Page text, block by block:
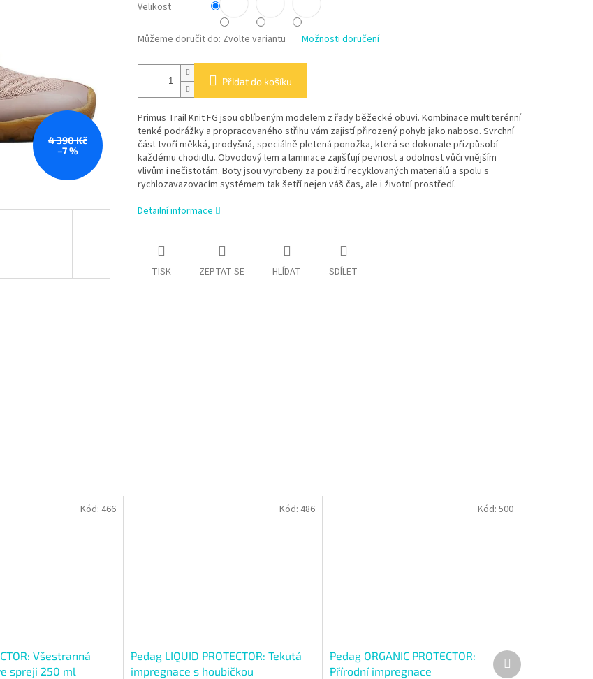
4 390 Kč
–7 %
Velikost
Můžeme doručit do: Zvolte variantu Možnosti doručení
Přidat do košíku
Primus Trail Knit FG jsou oblíbeným modelem z řady běžecké obuvi. Kombinace multiterénní
tenké podrážky a propracovaného střihu vám zajistí přirozený pohyb jako naboso. Svrchní
část tvoří měkká, prodyšná, speciálně pletená ponožka, která se dokonale přizpůsobí
každému chodidlu. Obvodový lem a laminace zajišťují pevnost a odolnost vůči vnějším
vlivům i nečistotám. Boty jsou vyrobeny za použití recyklovaných materiálů a spolu s
rychlozavazovacím systémem tak šetří nejen váš čas, ale i životní prostředí.
Detailní informace
TISK ZEPTAT SE HLÍDAT SDÍLET
Všestranná
spreji 250 ml
Kód: 466
Pedag LIQUID PROTECTOR: Tekutá
impregnace s houbičkou
Kód: 486
Pedag ORGANIC PROTECTOR:
Přírodní impregnace
Kód: 500
Další
produkt